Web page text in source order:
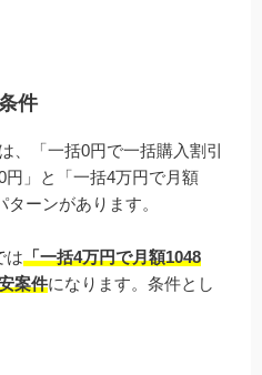
件
、「一括0円で一括購入割引
」と「一括4万円で月額
ーンがあります。
は「一括4万円で月額1048
案件になります。条件とし